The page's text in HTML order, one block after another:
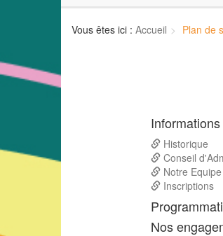
Vous êtes ici : Accueil Plan de
Historique
Conseil
Notre Equipe
Inscriptions
Nos